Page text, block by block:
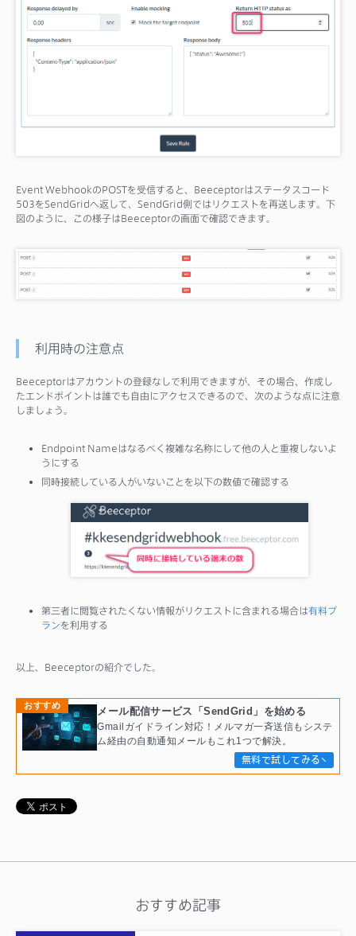
Event WebhookのPOSTを受信すると、Beeceptorはステータスコード
503をSendGridへ返して、SendGrid側ではリクエストを再送します。下
図のように、この様子はBeeceptorの画面で確認できます。
利用時の注意点
Beeceptorはアカウントの登録なしで利用できますが、その場合、作成し
たエンドポイントは誰でも自由にアクセスできるので、次のような点に注意
しましょう。
Endpoint Nameはなるべく複雑な名称にして他の人と重複しないよ
うにする
同時接続している人がいないことを以下の数値で確認する
第三者に閲覧されたくない情報がリクエストに含まれる場合は有料プ
ランを利用する
以上、Beeceptorの紹介でした。
おすすめ
メール配信サービス「SendGrid」を始める
Gmailガイドライン対応！メルマガ一斉送信もシステ
ム経由の自動通知メールもこれ1つで解決。
無料で試してみる
おすすめ記事